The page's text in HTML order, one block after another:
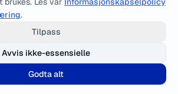
.
Tilpass
Avvis ikke-essensielle
Godta alt